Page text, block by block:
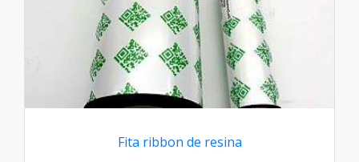
Fita ribbon de resina